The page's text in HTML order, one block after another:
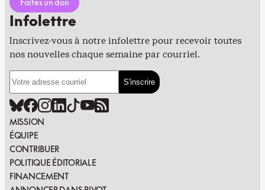
Faites un don
Infolettre
Inscrivez-vous à notre infolettre pour recevoir toutes
nos nouvelles chaque semaine par courriel.
MISSION
ÉQUIPE
CONTRIBUER
POLITIQUE ÉDITORIALE
FINANCEMENT